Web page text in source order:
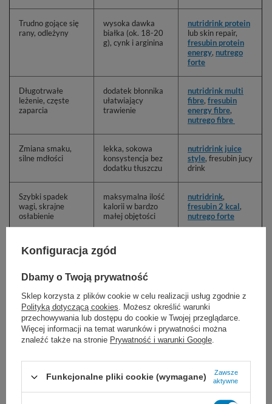
Trudno gojące się
rany, odleżyny
wysoka dawka
białka (ok. 18-20
g), cynk i arginina
nutridrink protein
lub skin repair,
fresubin protein
energy, nutrego
forte
Długotrwałe
leżenie, częste
zaparcia
dodatek błonnika
ułatwiający
trawienie
nutridrink multi
fibre, fresubin
energy fibre,
nutrego fibre
Zmiana smaku,
silne mdłości
lekka, sokowa
konsystencja bez
dodatku tłuszczu
nutridrink juice
style, fresubin jucy
drink
Szybki spadek
wagi, skrajne
osłabienie
maksymalna ilość
kalorii w bardzo
małej objętości
nutridrink,
fresubin 2 kcal,
nutrego forte
Uzupełnienie niedoborów za pomocą środków
spożywczych specjalnego przeznaczenia
Osoby w podeszłym wieku, z racji braku
ruchu, bardzo często zmagają się z
bolesnymi zaparciami, które powodują
dyskomfort. Rozwiązaniem sąśrodki
spożywcze specjalnego przeznaczenia z
Konfiguracja zgód
Dbamy o Twoją prywatność
Sklep korzysta z plików cookie w celu realizacji usług zgodnie z
Polityką dotyczącą cookies. Możesz określić warunki
przechowywania lub dostępu do cookie w Twojej przeglądarce.
Więcej informacji na temat warunków i prywatności można
znaleźć także na stronie Prywatność i warunki Google.
Funkcjonalne pliki cookie (wymagane)
Zawsze
aktywne